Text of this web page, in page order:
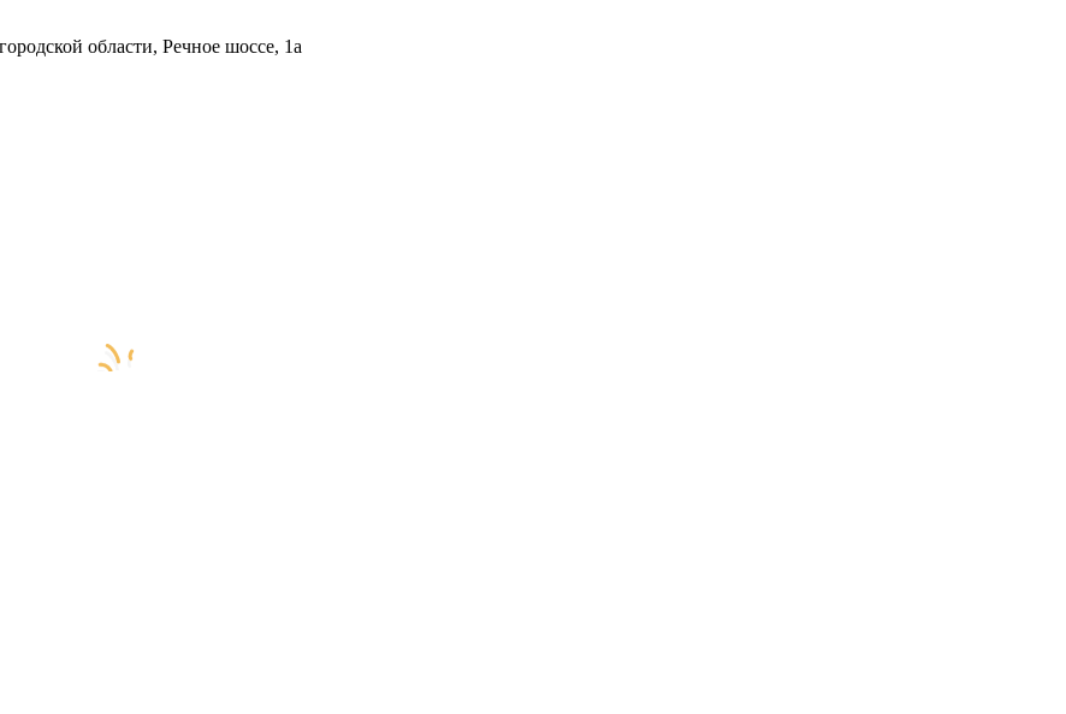
области, Речное шоссе, 1а